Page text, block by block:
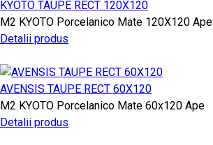
KYOTO TAUPE RECT 120X120
M2 KYOTO Porcelanico Mate 120X120 Ape
Detalii produs
AVENSIS TAUPE RECT 60X120
M2 KYOTO Porcelanico Mate 60x120 Ape
Detalii produs